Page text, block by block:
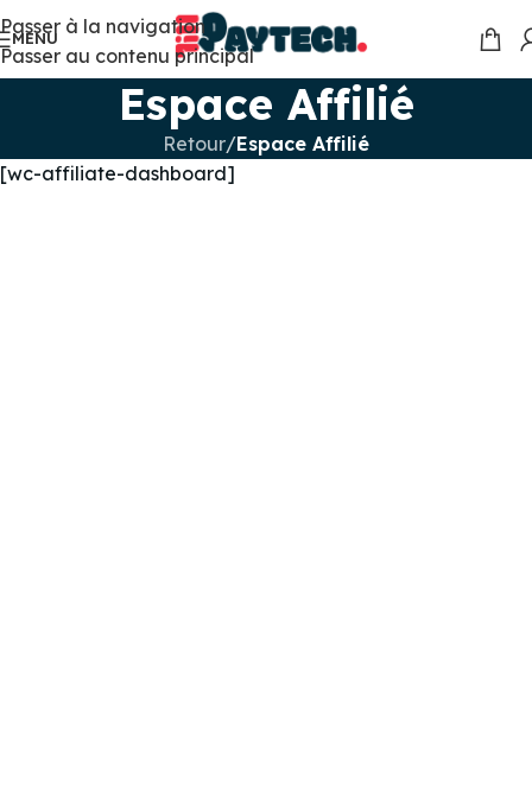
Passer à la navigation
Passer au contenu principal
MENU
Espace Affilié
Retour/Espace Affilié
[wc-affiliate-dashboard]